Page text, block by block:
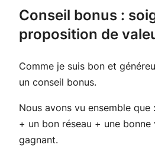
Conseil bonus :
proposition de
Comme je suis bon et
un conseil bonus.
Nous avons vu ensemble
+ un bon réseau + une
gagnant.